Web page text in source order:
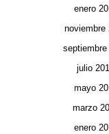
enero
noviembre
septiembre
julio
mayo
marzo
enero